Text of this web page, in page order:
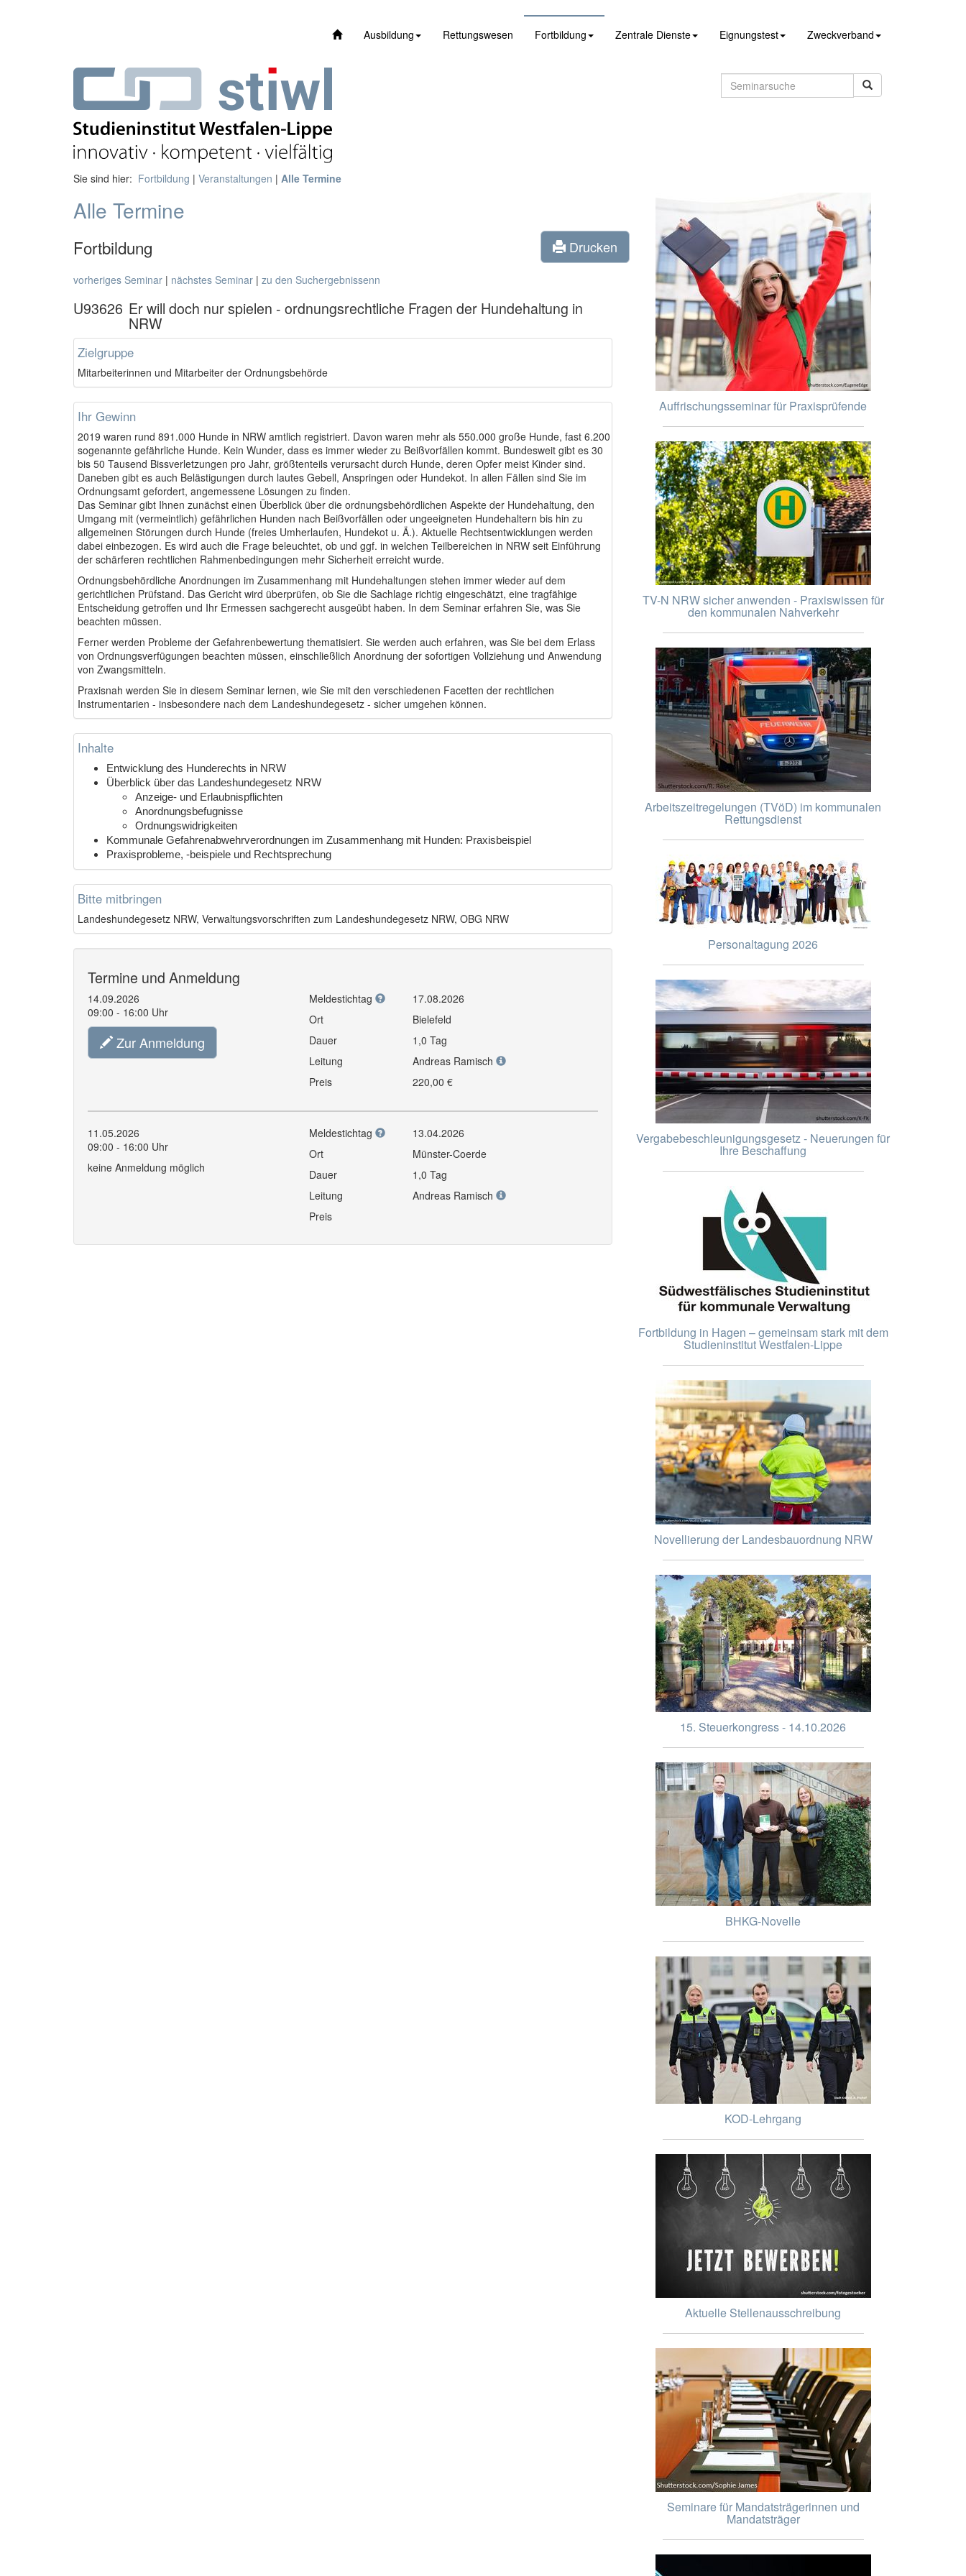
Ausbildung Rettungswesen Fortbildung Zentrale Dienste Eignungstest Zweckverband
Sie sind hier: Fortbildung | Veranstaltungen | Alle Termine
Alle Termine
Fortbildung Drucken
vorheriges Seminar | nächstes Seminar | zu den Suchergebnissenn
U93626 Er will doch nur spielen - ordnungsrechtliche Fragen der Hundehaltung in
NRW
Zielgruppe
Mitarbeiterinnen und Mitarbeiter der Ordnungsbehörde
Ihr Gewinn
2019 waren rund 891.000 Hunde in NRW amtlich registriert. Davon waren mehr als 550.000 große Hunde, fast 6.200
sogenannte gefährliche Hunde. Kein Wunder, dass es immer wieder zu Beißvorfällen kommt. Bundesweit gibt es 30
bis 50 Tausend Bissverletzungen pro Jahr, größtenteils verursacht durch Hunde, deren Opfer meist Kinder sind.
Daneben gibt es auch Belästigungen durch lautes Gebell, Anspringen oder Hundekot. In allen Fällen sind Sie im
Ordnungsamt gefordert, angemessene Lösungen zu finden.
Das Seminar gibt Ihnen zunächst einen Überblick über die ordnungsbehördlichen Aspekte der Hundehaltung, den
Umgang mit (vermeintlich) gefährlichen Hunden nach Beißvorfällen oder ungeeigneten Hundehaltern bis hin zu
allgemeinen Störungen durch Hunde (freies Umherlaufen, Hundekot u. Ä.). Aktuelle Rechtsentwicklungen werden
dabei einbezogen. Es wird auch die Frage beleuchtet, ob und ggf. in welchen Teilbereichen in NRW seit Einführung
der schärferen rechtlichen Rahmenbedingungen mehr Sicherheit erreicht wurde.
Ordnungsbehördliche Anordnungen im Zusammenhang mit Hundehaltungen stehen immer wieder auf dem
gerichtlichen Prüfstand. Das Gericht wird überprüfen, ob Sie die Sachlage richtig eingeschätzt, eine tragfähige
Entscheidung getroffen und Ihr Ermessen sachgerecht ausgeübt haben. In dem Seminar erfahren Sie, was Sie
beachten müssen.
Ferner werden Probleme der Gefahrenbewertung thematisiert. Sie werden auch erfahren, was Sie bei dem Erlass
von Ordnungsverfügungen beachten müssen, einschließlich Anordnung der sofortigen Vollziehung und Anwendung
von Zwangsmitteln.
Praxisnah werden Sie in diesem Seminar lernen, wie Sie mit den verschiedenen Facetten der rechtlichen
Instrumentarien - insbesondere nach dem Landeshundegesetz - sicher umgehen können.
Inhalte
Entwicklung des Hunderechts in NRW
Überblick über das Landeshundegesetz NRW
Anzeige- und Erlaubnispflichten
Anordnungsbefugnisse
Ordnungswidrigkeiten
Kommunale Gefahrenabwehrverordnungen im Zusammenhang mit Hunden: Praxisbeispiel
Praxisprobleme, -beispiele und Rechtsprechung
Bitte mitbringen
Landeshundegesetz NRW, Verwaltungsvorschriften zum Landeshundegesetz NRW, OBG NRW
Termine und Anmeldung
14.09.2026
09:00 - 16:00 Uhr
Zur Anmeldung
Meldestichtag
17.08.2026
Ort
Bielefeld
Dauer
1,0 Tag
Leitung
Andreas Ramisch
Preis
220,00 €
11.05.2026
09:00 - 16:00 Uhr
keine Anmeldung möglich
Meldestichtag
13.04.2026
Ort
Münster-Coerde
Dauer
1,0 Tag
Leitung
Andreas Ramisch
Preis
Auffrischungsseminar für Praxisprüfende
TV-N NRW sicher anwenden - Praxiswissen für
den kommunalen Nahverkehr
Arbeitszeitregelungen (TVöD) im kommunalen
Rettungsdienst
Personaltagung 2026
Vergabebeschleunigungsgesetz - Neuerungen für
Ihre Beschaffung
Fortbildung in Hagen – gemeinsam stark mit dem
Studieninstitut Westfalen-Lippe
Novellierung der Landesbauordnung NRW
15. Steuerkongress - 14.10.2026
BHKG-Novelle
KOD-Lehrgang
Aktuelle Stellenausschreibung
Seminare für Mandatsträgerinnen und
Mandatsträger